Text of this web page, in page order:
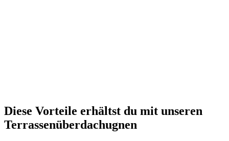
Diese Vorteile erhältst du mit unseren
Terrassenüberdachugnen